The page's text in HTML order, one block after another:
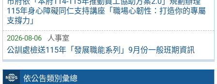
115年身心障礙同仁支持講座「職場心韌性：打造你的專屬
支撐力」
2026-08-06 人事室
公訓處檢送115年「發展職能系列」9月份一般班期資訊
依公告類別彙總